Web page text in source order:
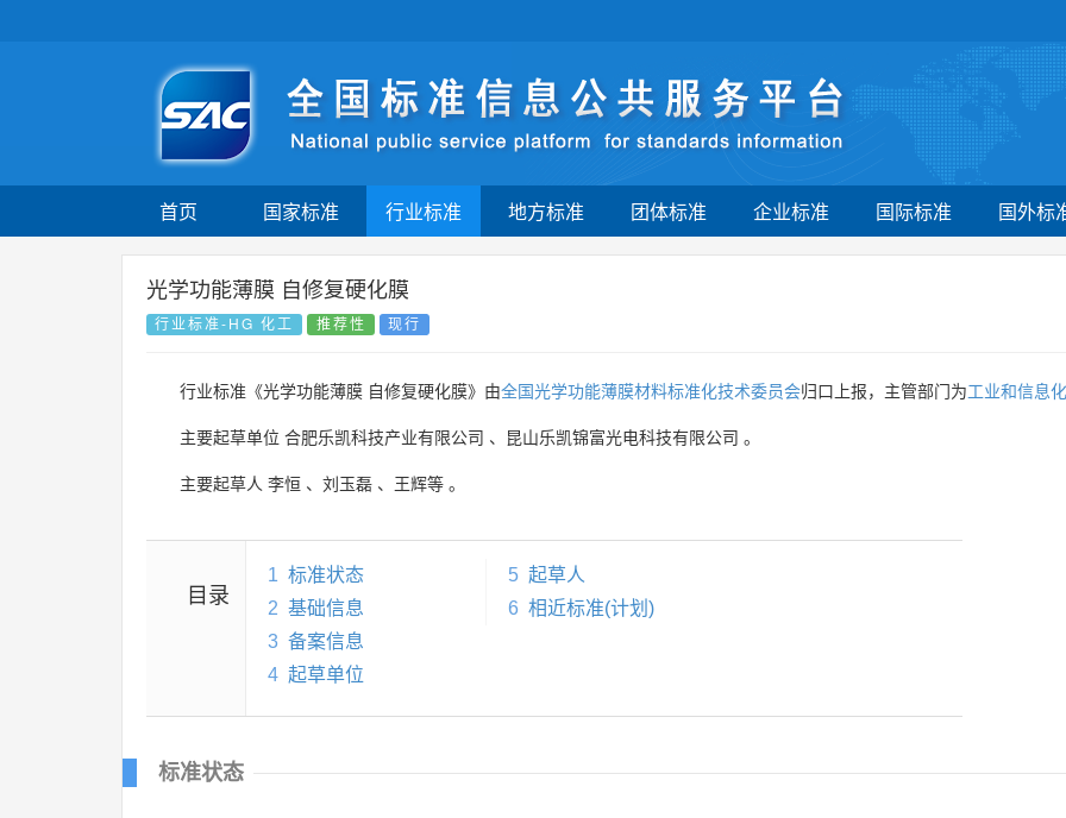
首页 国家标准 行业标准 地方标准 团体标准 企业标准 国际标准 国外标
光学功能薄膜 自修复硬化膜
行业标准-HG 化工 推荐性 现行
行业标准《光学功能薄膜 自修复硬化膜》由全国光学功能薄膜材料标准化技术委员会归口上报，主管部门为工业和信息
主要起草单位 合肥乐凯科技产业有限公司 、 昆山乐凯锦富光电科技有限公司 。
主要起草人 李恒 、 刘玉磊 、 王辉等 。
目录
1 标准状态
2 基础信息
3 备案信息
4 起草单位
5 起草人
6 相近标准(计划)
标准状态